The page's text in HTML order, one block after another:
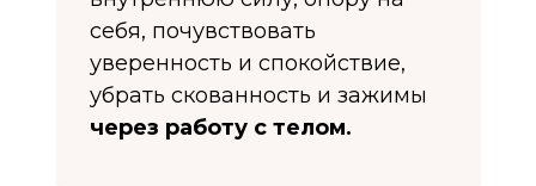
себя, почувствовать
уверенность и спокойствие,
убрать скованность и зажимы
через работу с телом.